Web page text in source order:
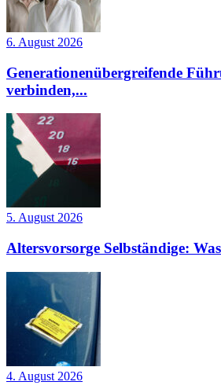
6. August 2026
Generationenübergreifende
verbinden,...
5. August 2026
Altersvorsorge Selbständige:
4. August 2026